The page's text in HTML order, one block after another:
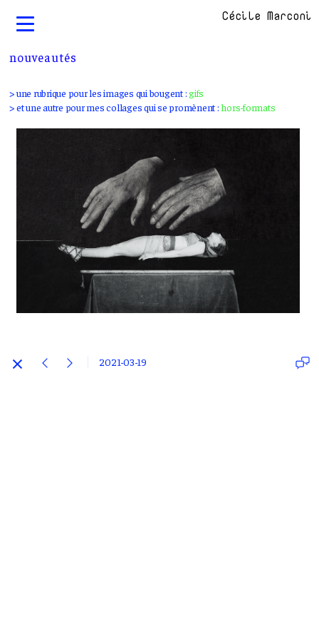
Cécile Marconi
nouveautés
> une rubrique pour les images qui bougent : gifs
> et une autre pour mes collages qui se promènent :hors-formats
2021-03-19